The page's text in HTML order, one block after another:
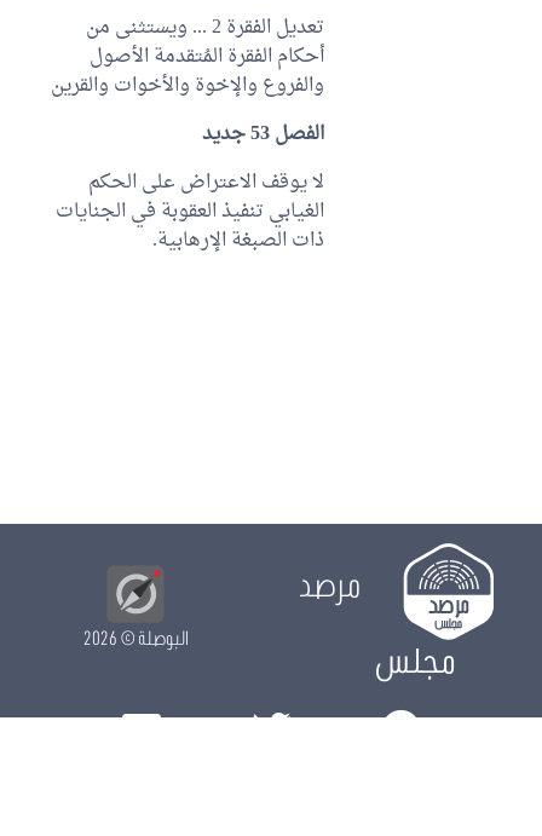
تعديل الفقرة 2 ... ويستثنى من
أحكام الفقرة المُتقدمة الأصول
والفروع والإخوة والأخوات والقرين
الفصل 53 جديد
لا يوقف الاعتراض على الحكم
الغيابي تنفيذ العقوبة في الجنايات
ذات الصبغة الإرهابية.
مرصد
مجلس
البوصلة© 2026